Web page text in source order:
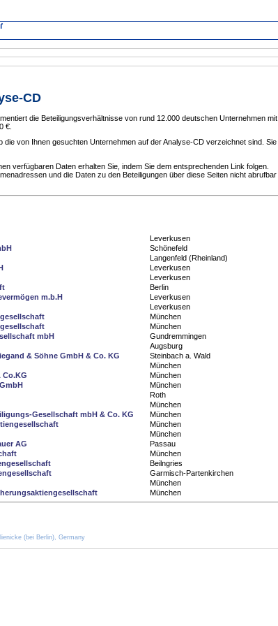
CD
die Beteiligungsverhältnisse von rund 12.000 deutschen Unternehmen mit
€.
die von Ihnen gesuchten Unternehmen auf der Analyse-CD verzeichnet sind. Sie
verfügbaren Daten erhalten Sie, indem Sie dem entsprechenden Link folgen.
und die Daten zu den Beteiligungen über diese Seiten nicht abrufbar
Leverkusen
Schönefeld
Langenfeld (Rheinland)
Leverkusen
Leverkusen
Berlin
m.b.H
Leverkusen
Leverkusen
München
München
mbH
Gundremmingen
Augsburg
& Söhne GmbH & Co. KG
Steinbach a. Wald
München
Co.KG
München
München
Roth
München
Gesellschaft mbH & Co. KG
München
München
München
AG
Passau
München
Beilngries
Garmisch-Partenkirchen
München
München
(bei Berlin), Germany